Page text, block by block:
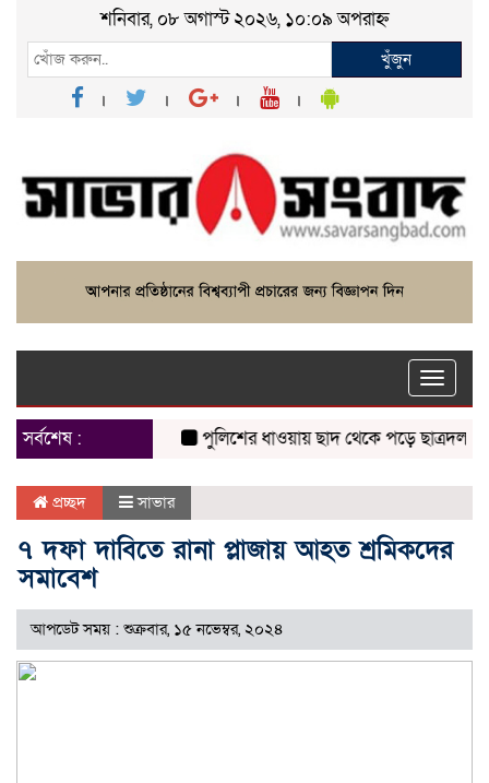
শনিবার, ০৮ অগাস্ট ২০২৬, ১০:০৯ অপরাহ্ন
খুঁজুন
Toggle
সর্বশেষ :
পুলিশের ধাওয়ায় ছাদ থেকে পড়ে ছাত্রদল
প্রচ্ছদ সাভার
৭ দফা দাবিতে রানা প্লাজায় আহত শ্রমিকদের
সমাবেশ
আপডেট সময় : শুক্রবার, ১৫ নভেম্বর, ২০২৪